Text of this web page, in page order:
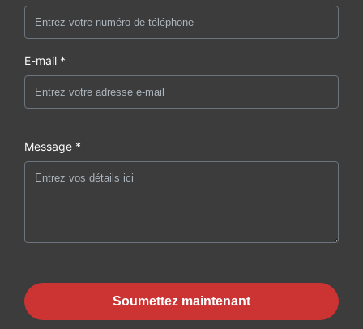
E-mail *
Message *
Soumettez maintenant